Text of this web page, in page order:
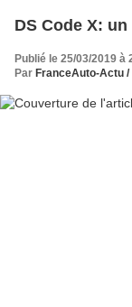
DS Code X:
Publié le 25/03/2019 à
Par FranceAuto-Actu